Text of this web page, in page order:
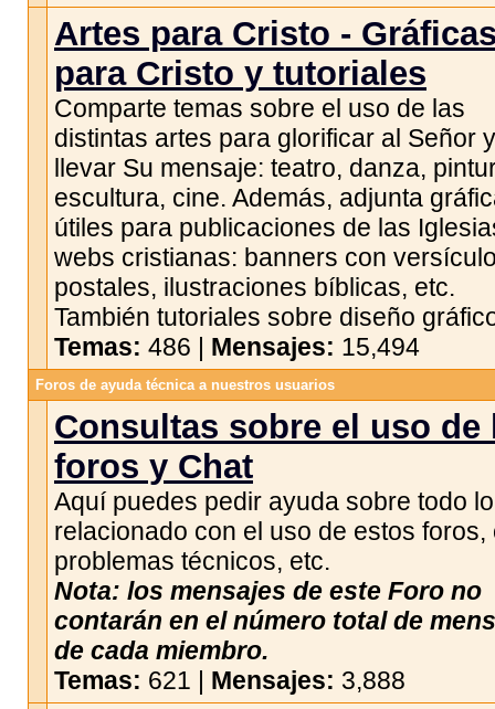
Artes para Cristo -
para Cristo y tutoriales
Comparte temas sobre el uso de las
distintas artes para glorificar al Señor y
llevar Su mensaje: teatro, danza,
escultura, cine. Además, adjunta
útiles para publicaciones de las
webs cristianas: banners con
postales, ilustraciones bíblicas, etc.
También tutoriales sobre diseño
Temas: 486 | Mensajes: 15,494
Foros de ayuda técnica a nuestros usuarios
Consultas sobre el uso de
foros y Chat
Aquí puedes pedir ayuda sobre todo lo
relacionado con el uso de estos foros,
problemas técnicos, etc.
Nota: los mensajes de este Foro no
contarán en el número total de
de cada miembro.
Temas: 621 | Mensajes: 3,888